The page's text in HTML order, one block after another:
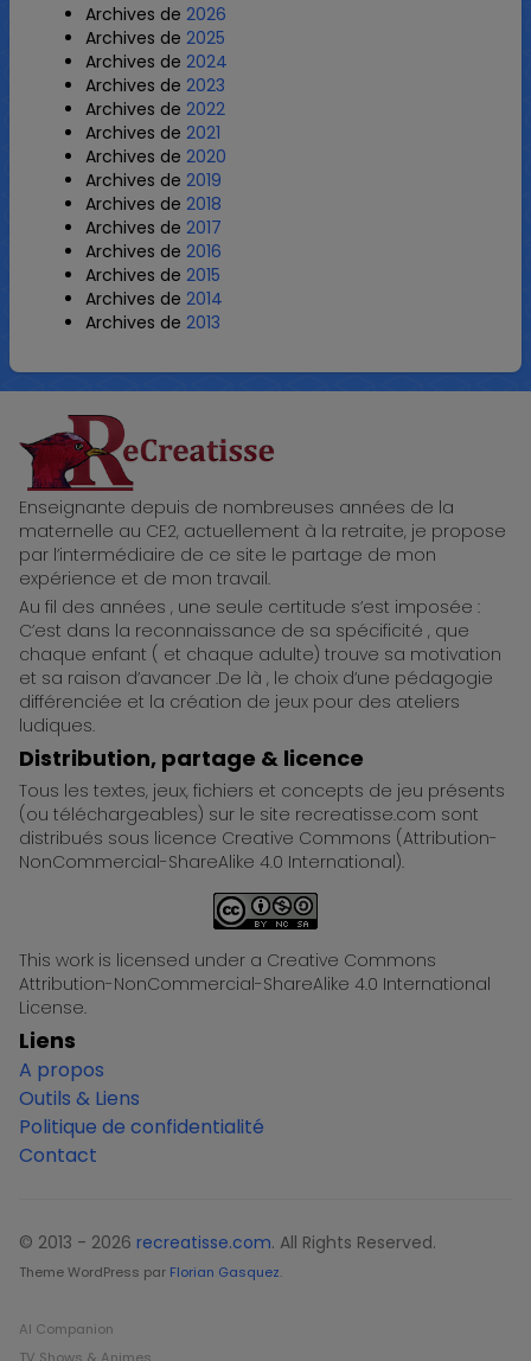
Archives de 2026
Archives de 2025
Archives de 2024
Archives de 2023
Archives de 2022
Archives de 2021
Archives de 2020
Archives de 2019
Archives de 2018
Archives de 2017
Archives de 2016
Archives de 2015
Archives de 2014
Archives de 2013
ReCreatisse
Enseignante depuis de nombreuses années de la
maternelle au CE2, actuellement à la retraite, je propose
par l’intermédiaire de ce site le partage de mon
expérience et de mon travail.
Au fil des années , une seule certitude s’est imposée :
C’est dans la reconnaissance de sa spécificité , que
chaque enfant ( et chaque adulte) trouve sa motivation
et sa raison d’avancer .De là , le choix d’une pédagogie
différenciée et la création de jeux pour des ateliers
ludiques.
Distribution, partage & licence
Tous les textes, jeux, fichiers et concepts de jeu présents
(ou téléchargeables) sur le site recreatisse.com sont
distribués sous licence Creative Commons (Attribution-
NonCommercial-ShareAlike 4.0 International).
This work is licensed under a Creative Commons
Attribution-NonCommercial-ShareAlike 4.0 International
License.
Liens
A propos
Outils & Liens
Politique de confidentialité
Contact
© 2013 - 2026 recreatisse.com. All Rights Reserved.
Theme WordPress par Florian Gasquez.
AI Companion